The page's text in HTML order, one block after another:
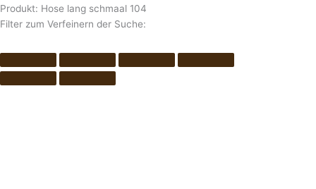
Produkt: Hose lang schmaal 104
Filter zum Verfeinern der Suche: